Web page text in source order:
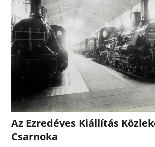
Az Ezredéves Kiállítás
Csarnoka